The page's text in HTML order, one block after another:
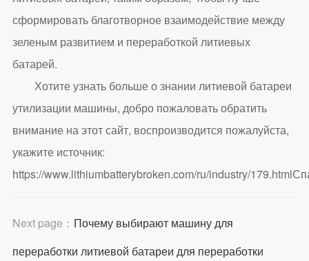
сформировать благотворное взаимодействие между
зеленым развитием и переработкой литиевых
батарей.
Хотите узнать больше о знании литиевой батареи
утилизации машины, добро пожаловать обратить
внимание на этот сайт, воспроизводится пожалуйста,
укажите источник:
https://www.lithiumbatterybroken.com/ru/industry/179.html
Next page： Почему выбирают машину для
переработки литиевой батареи для переработки